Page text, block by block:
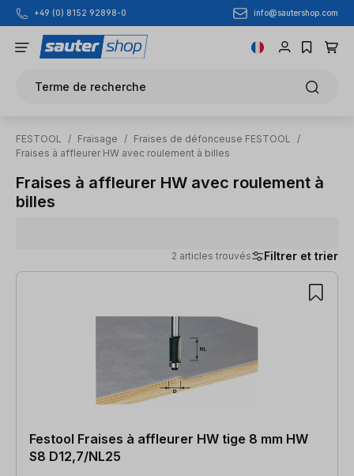
Passer au contenu principal
+49 (0) 8152 92898-0 info@sautershop.com
Terme de recherche
FESTOOL / Fraisage / Fraises de défonceuse FESTOOL
/
Fraises à affleurer HW avec roulement à billes
Fraises à affleurer HW avec roulement à
billes
2 articles trouvés Filtrer et trier
2 articles trouvés
Festool Fraises à affleurer HW tige 8 mm HW
S8 D12,7/NL25